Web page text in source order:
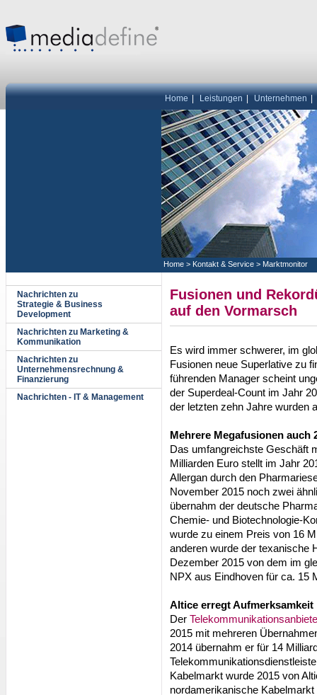
Home Leistungen Unternehmen
Home > Kontakt & Service > Marktmonitor
Nachrichten zu
Strategie & Business
Development
Nachrichten zu Marketing &
Kommunikation
Nachrichten zu
Unternehmensrechnung &
Finanzierung
Nachrichten - IT & Management
Fusionen und
auf den Vormarsch
Es wird immer schwerer, im
Fusionen neue Superlative zu
führenden Manager scheint
der Superdeal-Count im Jahr
der letzten zehn Jahre wurden
Mehrere Megafusionen auch
Das umfangreichste Geschäft
Milliarden Euro stellt im Jahr
Allergan durch den
November 2015 noch zwei
übernahm der deutsche
Chemie- und Biotechnologie-
wurde zu einem Preis von 16
anderen wurde der texanische
Dezember 2015 von dem im
NPX aus Eindhoven für ca. 15
Altice erregt Aufmerksamkeit
Der
2015 mit mehreren
2014 übernahm er für 14
Kabelmarkt wurde 2015 von
nordamerikanische